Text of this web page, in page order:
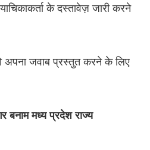
के दस्तावेज़ जारी करने
अपना जवाब प्रस्तुत करने के लिए
बनाम मध्य प्रदेश राज्य